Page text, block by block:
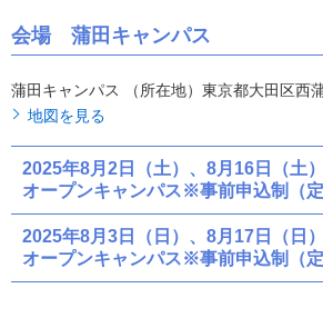
会場 蒲田キャンパス
蒲田キャンパス （所在地）東京都大田区西
地図を見る
2025年8月2日（土）、8月16日（土）
オープンキャンパス※事前申込制（定
2025年8月3日（日）、8月17日（日）
オープンキャンパス※事前申込制（定